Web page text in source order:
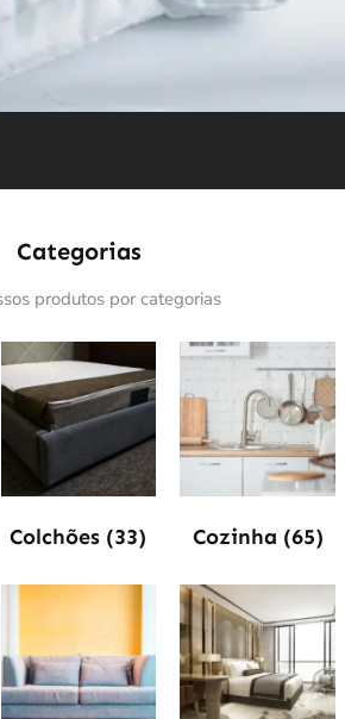
Categorias
produtos por categorias
Colchões (33) Cozinha (65)